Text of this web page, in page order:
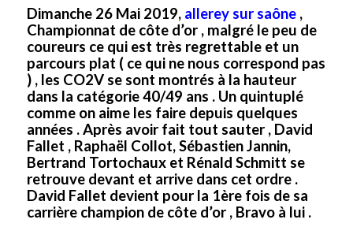
Dimanche 26 Mai 2019, allerey sur saône,
Championnat de côte d’or , malgré le peu de
coureurs ce qui est très regrettable et un
parcours plat ( ce qui ne nous correspond pas
) , les CO2V se sont montrés à la hauteur
dans la catégorie 40/49 ans . Un quintuplé
comme on aime les faire depuis quelques
années . Après avoir fait tout sauter , David
Fallet , Raphaël Collot, Sébastien Jannin,
Bertrand Tortochaux et Rénald Schmitt se
retrouve devant et arrive dans cet ordre .
David Fallet devient pour la 1ère fois de sa
carrière champion de côte d’or , Bravo à lui .